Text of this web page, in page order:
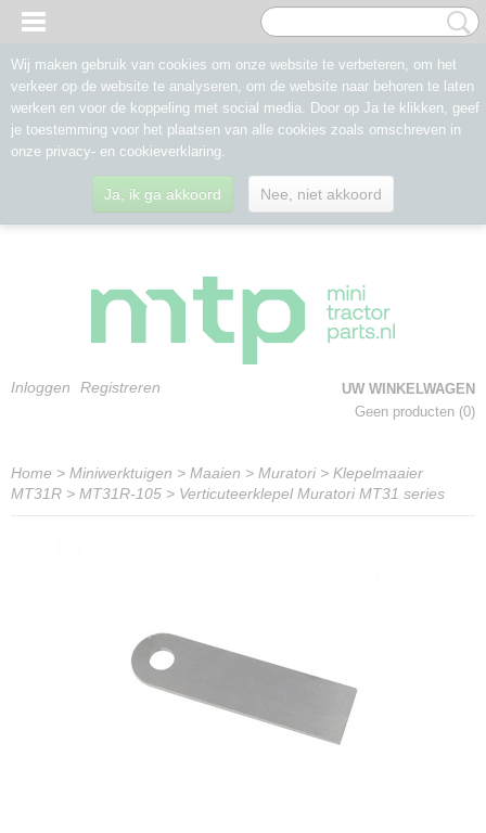
Inloggen Registreren
UW WINKELWAGEN
Geen producten (0)
Home > Miniwerktuigen > Maaien > Muratori> Klepelmaaier
MT31R > MT31R-105 > Verticuteerklepel Muratori MT31 series
Wij maken gebruik van cookies om onze website te verbeteren, om het
verkeer op de website te analyseren, om de website naar behoren te laten
werken en voor de koppeling met social media. Door op Ja te klikken, geef
je toestemming voor het plaatsen van alle cookies zoals omschreven in
onze privacy- en cookieverklaring.
Ja, ik ga akkoord Nee, niet akkoord